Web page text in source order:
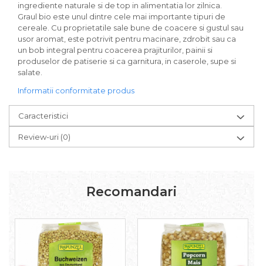
Orez bio
Paste si fidea
Paste bio din emmer
Paste bio din grau
Paste bio din spelta
Paste bio integrale
Paste fainoase bio
Pateu, sosuri si conserve
Pateu bio si creme vegetale
Ketchup bio
Sosuri bio din tomate
Sucuri si bauturi bio
ingrediente naturale si de top in alimentatia lor zilnica.
Graul bio este unul dintre cele mai importante tipuri de
cereale. Cu proprietatile sale bune de coacere si gustul sau
usor aromat, este potrivit pentru macinare, zdrobit sau ca
un bob integral pentru coacerea prajiturilor, painii si
produselor de patiserie si ca garnitura, in caserole, supe si
salate.
Informatii conformitate produs
Caracteristici
Review-uri (0)
Recomandari